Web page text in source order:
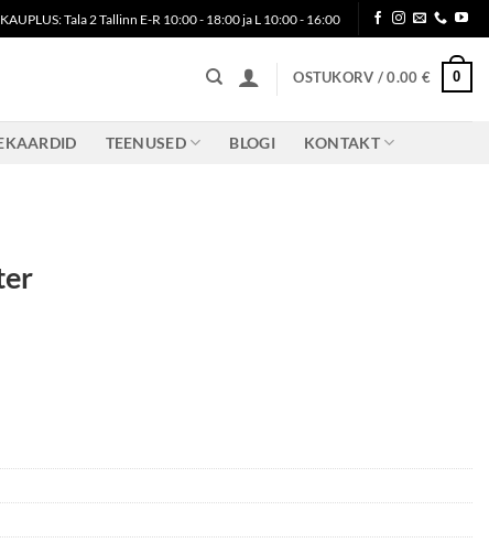
KAUPLUS: Tala 2 Tallinn E-R 10:00 - 18:00 ja L 10:00 - 16:00
OSTUKORV /0.00 € 0
TEENUSED BLOGI KONTAKT